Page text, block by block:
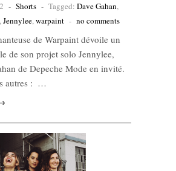
- Shorts - Tagged: Dave Gahan,
,Jennylee,warpaint - no comments
de Warpaint dévoile un
de son projet solo Jennylee,
de Depeche Mode en invité.
autres : …